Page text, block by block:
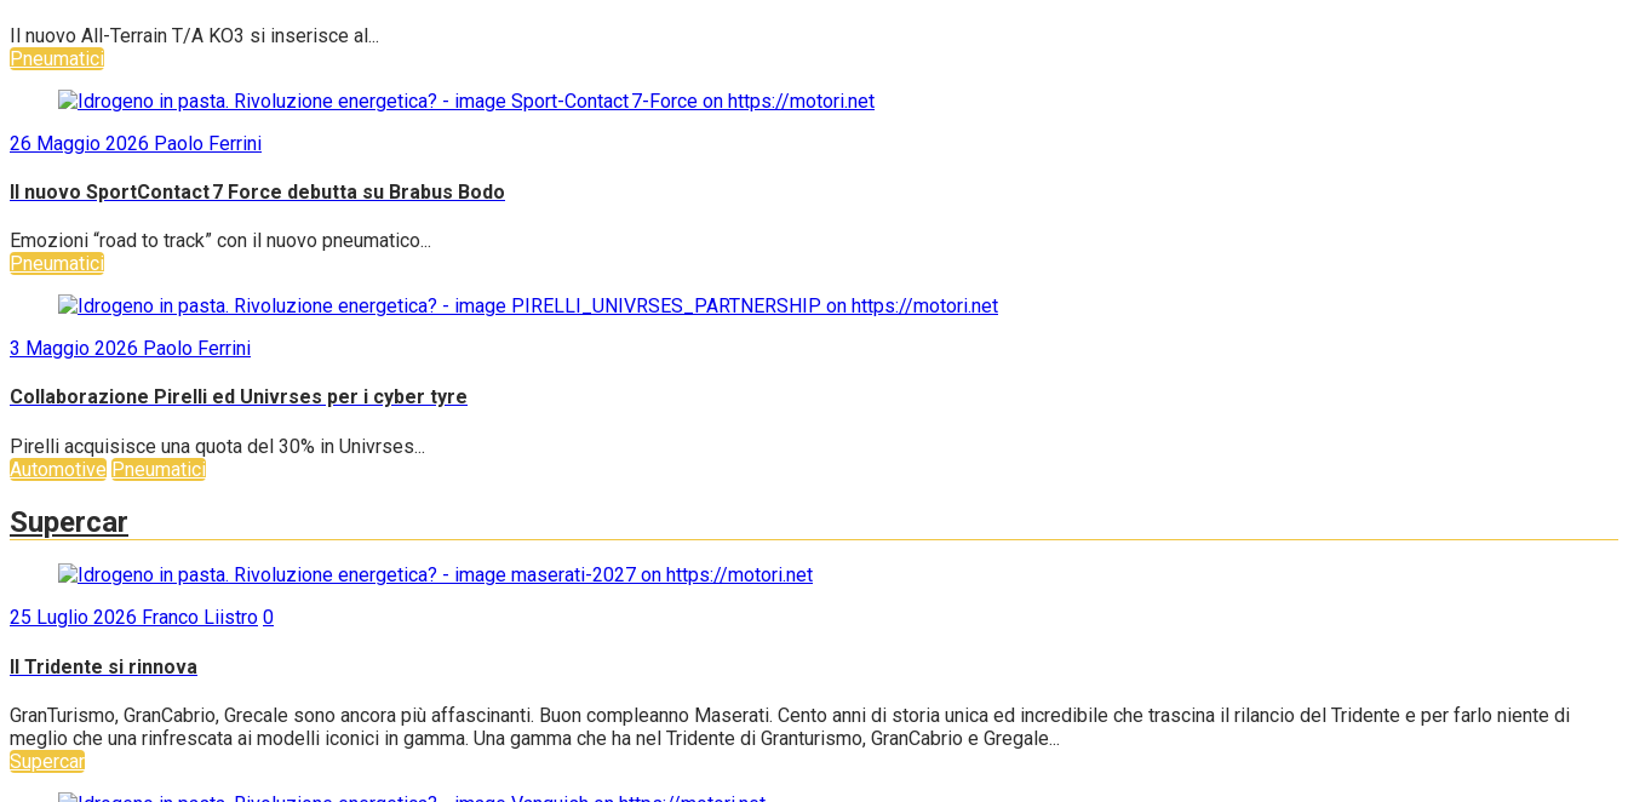
Il nuovo All-Terrain T/A KO3 si inserisce al...
Pneumatici
26 Maggio 2026 Paolo Ferrini
Il nuovo SportContact 7 Force debutta su Brabus Bodo
Emozioni “road to track” con il nuovo pneumatico...
Pneumatici
3 Maggio 2026 Paolo Ferrini
Collaborazione Pirelli ed Univrses per i cyber tyre
Pirelli acquisisce una quota del 30% in Univrses...
Automotive Pneumatici
Supercar
25 Luglio 2026 Franco Liistro 0
Il Tridente si rinnova
GranTurismo, GranCabrio, Grecale sono ancora più affascinanti. Buon compleanno Maserati. Cento anni di storia unica ed incredibile che trascina il rilancio del Tridente e per farlo niente di
meglio che una rinfrescata ai modelli iconici in gamma. Una gamma che ha nel Tridente di Granturismo, GranCabrio e Gregale...
Supercar